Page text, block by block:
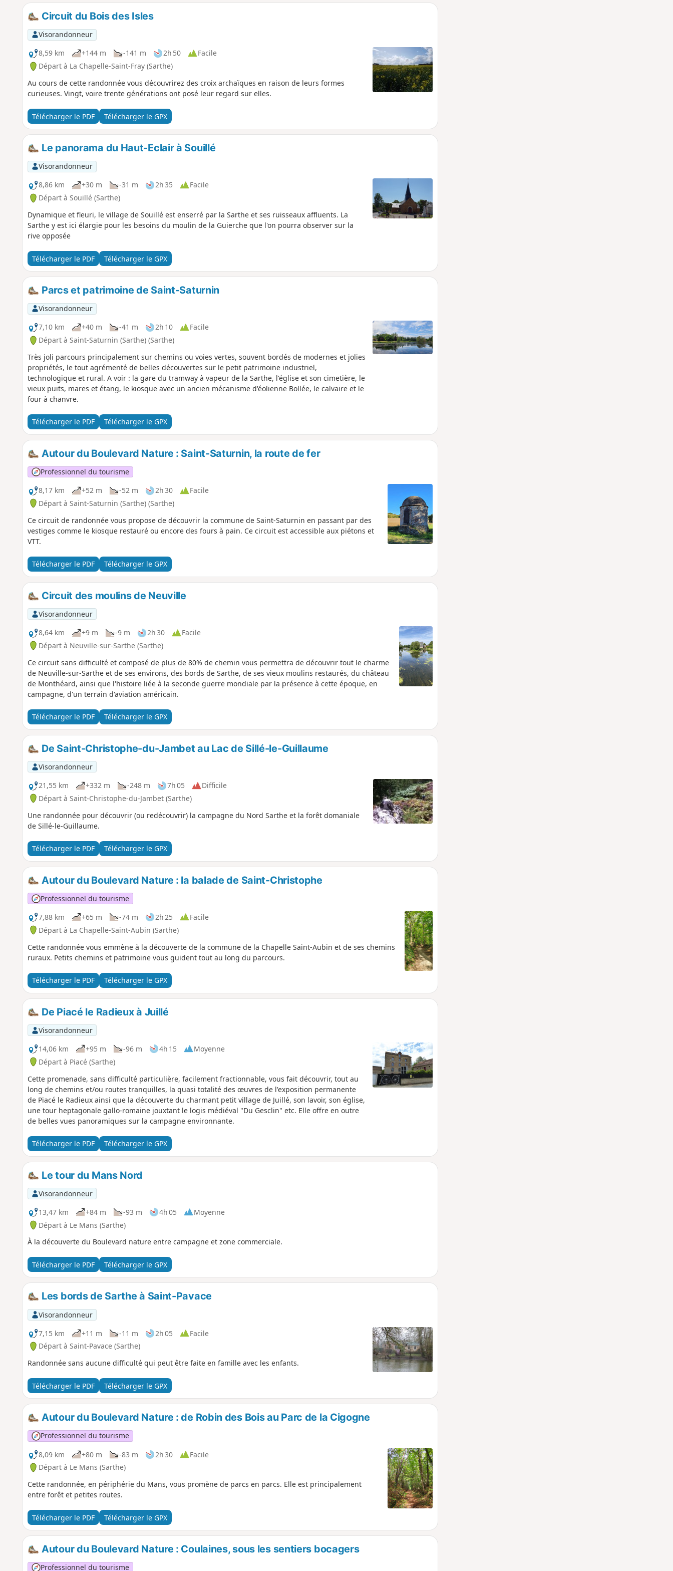
Circuit du Bois des Isles
Visorandonneur
8,59 km
+144 m -141 m 2h 50
Facile
Départ à La Chapelle-Saint-Fray (Sarthe)
Au cours de cette randonnée vous découvrirez des croix archaïques en raison de leurs formes
curieuses. Vingt, voire trente générations ont posé leur regard sur elles.
Télécharger le PDF Télécharger le GPX
Le panorama du Haut-Eclair à Souillé
Visorandonneur
8,86 km
+30 m -31 m 2h 35
Facile
Départ à Souillé (Sarthe)
Dynamique et fleuri, le village de Souillé est enserré par la Sarthe et ses ruisseaux affluents. La
Sarthe y est ici élargie pour les besoins du moulin de la Guierche que l'on pourra observer sur la
rive opposée
Télécharger le PDF Télécharger le GPX
Parcs et patrimoine de Saint-Saturnin
Visorandonneur
7,10 km
+40 m -41 m 2h 10
Facile
Départ à Saint-Saturnin (Sarthe) (Sarthe)
Très joli parcours principalement sur chemins ou voies vertes, souvent bordés de modernes et jolies
propriétés, le tout agrémenté de belles découvertes sur le petit patrimoine industriel,
technologique et rural. A voir : la gare du tramway à vapeur de la Sarthe, l'église et son cimetière, le
vieux puits, mares et étang, le kiosque avec un ancien mécanisme d'éolienne Bollée, le calvaire et le
four à chanvre.
Télécharger le PDF Télécharger le GPX
Autour du Boulevard Nature : Saint-Saturnin, la route de fer
Professionnel du tourisme
8,17 km
+52 m -52 m 2h 30
Facile
Départ à Saint-Saturnin (Sarthe) (Sarthe)
Ce circuit de randonnée vous propose de découvrir la commune de Saint-Saturnin en passant par des
vestiges comme le kiosque restauré ou encore des fours à pain. Ce circuit est accessible aux piétons et
VTT.
Télécharger le PDF Télécharger le GPX
Circuit des moulins de Neuville
Visorandonneur
8,64 km
+9 m -9 m 2h 30
Facile
Départ à Neuville-sur-Sarthe (Sarthe)
Ce circuit sans difficulté et composé de plus de 80% de chemin vous permettra de découvrir tout le charme
de Neuville-sur-Sarthe et de ses environs, des bords de Sarthe, de ses vieux moulins restaurés, du château
de Monthéard, ainsi que l'histoire liée à la seconde guerre mondiale par la présence à cette époque, en
campagne, d'un terrain d'aviation américain.
Télécharger le PDF Télécharger le GPX
De Saint-Christophe-du-Jambet au Lac de Sillé-le-Guillaume
Visorandonneur
21,55 km
+332 m -248 m 7h 05
Difficile
Départ à Saint-Christophe-du-Jambet (Sarthe)
Une randonnée pour découvrir (ou redécouvrir) la campagne du Nord Sarthe et la forêt domaniale
de Sillé-le-Guillaume.
Télécharger le PDF Télécharger le GPX
Autour du Boulevard Nature : la balade de Saint-Christophe
Professionnel du tourisme
7,88 km
+65 m -74 m 2h 25
Facile
Départ à La Chapelle-Saint-Aubin (Sarthe)
Cette randonnée vous emmène à la découverte de la commune de la Chapelle Saint-Aubin et de ses chemins
ruraux. Petits chemins et patrimoine vous guident tout au long du parcours.
Télécharger le PDF Télécharger le GPX
De Piacé le Radieux à Juillé
Visorandonneur
14,06 km
+95 m -96 m 4h 15
Moyenne
Départ à Piacé (Sarthe)
Cette promenade, sans difficulté particulière, facilement fractionnable, vous fait découvrir, tout au
long de chemins et/ou routes tranquilles, la quasi totalité des œuvres de l'exposition permanente
de Piacé le Radieux ainsi que la découverte du charmant petit village de Juillé, son lavoir, son église,
une tour heptagonale gallo-romaine jouxtant le logis médiéval "Du Gesclin" etc. Elle offre en outre
de belles vues panoramiques sur la campagne environnante.
Télécharger le PDF Télécharger le GPX
Le tour du Mans Nord
Visorandonneur
13,47 km
+84 m -93 m 4h 05
Moyenne
Départ à Le Mans (Sarthe)
À la découverte du Boulevard nature entre campagne et zone commerciale.
Télécharger le PDF Télécharger le GPX
Les bords de Sarthe à Saint-Pavace
Visorandonneur
7,15 km
+11 m -11 m 2h 05
Facile
Départ à Saint-Pavace (Sarthe)
Randonnée sans aucune difficulté qui peut être faite en famille avec les enfants.
Télécharger le PDF Télécharger le GPX
Autour du Boulevard Nature : de Robin des Bois au Parc de la Cigogne
Professionnel du tourisme
8,09 km
+80 m -83 m 2h 30
Facile
Départ à Le Mans (Sarthe)
Cette randonnée, en périphérie du Mans, vous promène de parcs en parcs. Elle est principalement
entre forêt et petites routes.
Télécharger le PDF Télécharger le GPX
Autour du Boulevard Nature : Coulaines, sous les sentiers bocagers
Professionnel du tourisme